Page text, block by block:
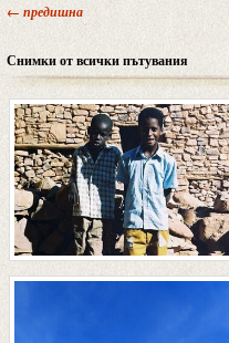
← предишна
Снимки от всички пътувания